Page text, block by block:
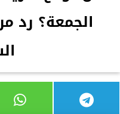
الجمعة؟ رد